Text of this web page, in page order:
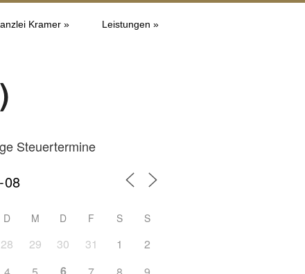
Kramer » Leistungen »
Steuertermine
D M D F S S
28 29 30 31 1
2